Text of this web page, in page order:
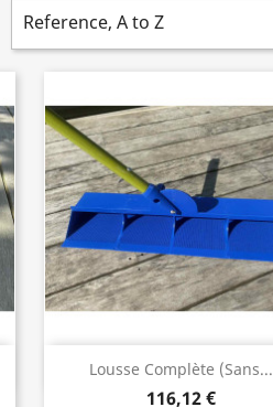
Reference, A to Z
Lousse Complète (sans...
116,12 €
Aperçu rapide